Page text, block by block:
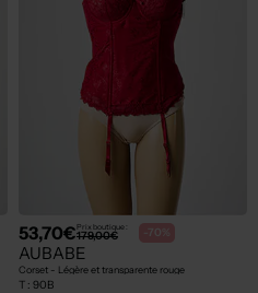
53,70€Prix boutique :
179,00€ -70%
AUBABE
Corset - Légère et transparente rouge
T : 90B